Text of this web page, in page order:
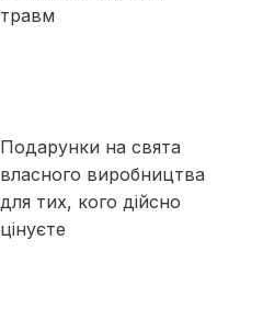
травм
Подарунки на свята
власного виробництва
для тих, кого дійсно
цінуєте